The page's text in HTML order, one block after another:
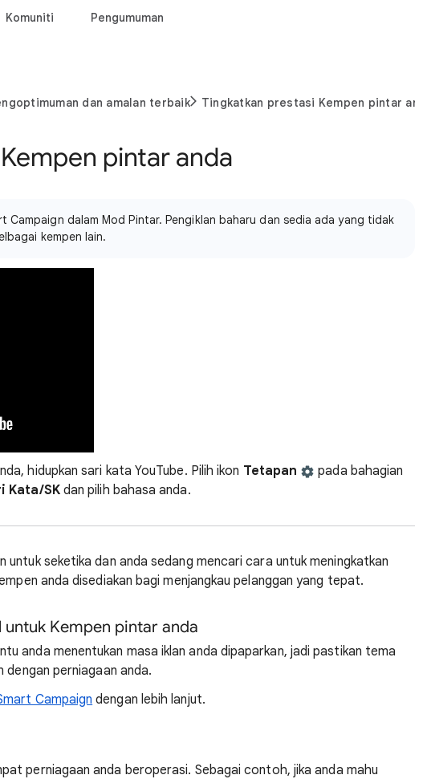
Komuniti Pengumuman
dan amalan terbaik Tingkatkan prestasi Kempen pintar anda
pintar anda
Campaign dalam Mod Pintar. Pengiklan baharu dan sedia ada yang tidak
kempen lain.
hidupkan sari kata YouTube. Pilih ikon Tetapan
pada bahagian
Kata/SKdan pilih bahasa anda.
seketika dan anda sedang mencari cara untuk meningkatkan
anda disediakan bagi menjangkau pelanggan yang tepat.
Kempen pintar anda
anda menentukan masa iklan anda dipaparkan, jadi pastikan tema
perniagaan anda.
Campaign dengan lebih lanjut.
perniagaan anda beroperasi. Sebagai contoh, jika anda mahu